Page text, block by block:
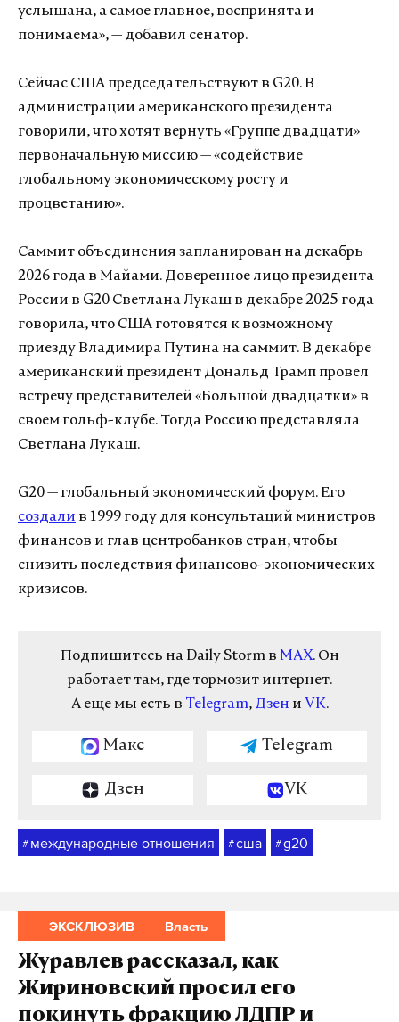
услышана, а самое главное, воспринята и
понимаема», — добавил сенатор.
Сейчас США председательствуют в G20. В
администрации американского президента
говорили, что хотят вернуть «Группе двадцати»
первоначальную миссию — «содействие
глобальному экономическому росту и
процветанию».
Саммит объединения запланирован на декабрь
2026 года в Майами. Доверенное лицо президента
России в G20 Светлана Лукаш в декабре 2025 года
говорила, что США готовятся к возможному
приезду Владимира Путина на саммит. В декабре
американский президент Дональд Трамп провел
встречу представителей «Большой двадцатки» в
своем гольф-клубе. Тогда Россию представляла
Светлана Лукаш.
G20 — глобальный экономический форум. Его
создали в 1999 году для консультаций министров
финансов и глав центробанков стран, чтобы
снизить последствия финансово-экономических
кризисов.
Подпишитесь на Daily Storm в MAX. Он
работает там, где тормозит интернет.
А еще мы есть в Telegram, Дзен и VK.
Макс Telegram
Дзен VK
# международные отношения #сша #g20
ЭКСКЛЮЗИВ Власть
Журавлев рассказал, как
Жириновский просил его
покинуть фракцию ЛДПР и